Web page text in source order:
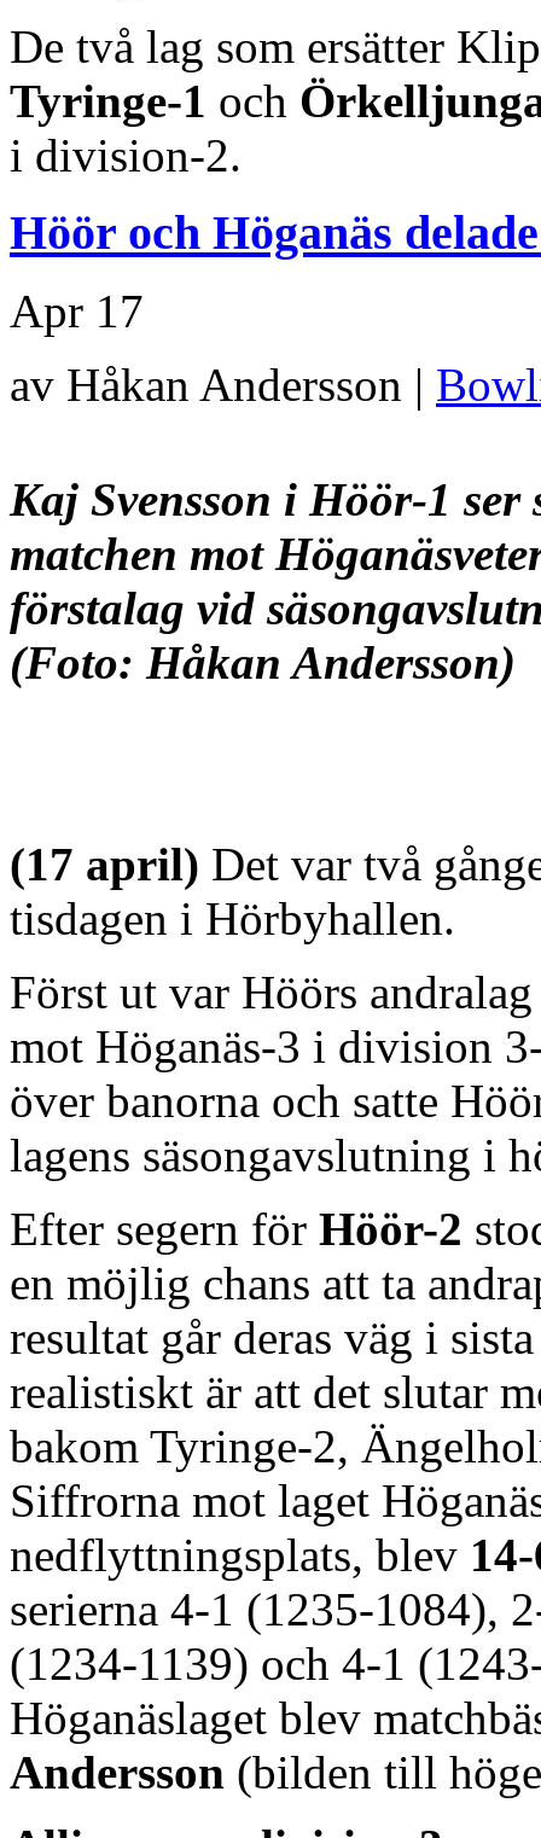
De två lag som ersätter
Tyringe-1 och
i division-2.
Höör och Höganäs
Apr 17
av Håkan Andersson |
Kaj Svensson i Höör-1
matchen mot
förstalag vid
(Foto: Håkan Andersson)
(17 april) Det var två
tisdagen i Hörbyhallen.
Först ut var Höörs
mot Höganäs-3 i division
över banorna och satte
lagens säsongavslutning i
Efter segern för Höör-2
en möjlig chans att ta
resultat går deras väg i
realistiskt är att det slutar
bakom Tyringe-2,
Siffrorna mot laget
nedflyttningsplats, blev
serierna 4-1 (1235-1084),
(1234-1139) och 4-1
Höganäslaget blev
Andersson (bilden till